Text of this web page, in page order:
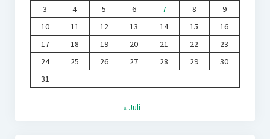
3
4 5 6 7 8
9
10
11 12 13 14 15
16
17
18 19 20 21 22
23
24
25 26 27 28 29
30
31
« Juli